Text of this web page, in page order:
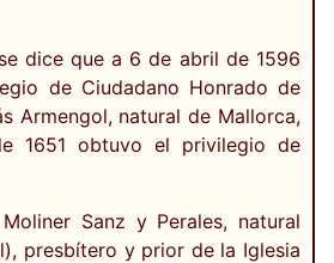
dice que a 6 de abril de 1596
de Ciudadano Honrado de
Armengol, natural de Mallorca,
1651 obtuvo el privilegio de
Sanz y Perales, natural
presbítero y prior de la Iglesia